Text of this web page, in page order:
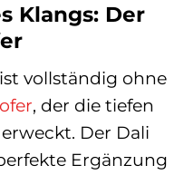
Klangs: Der
vollständig ohne
, der die tiefen
Der Dali
Ergänzung